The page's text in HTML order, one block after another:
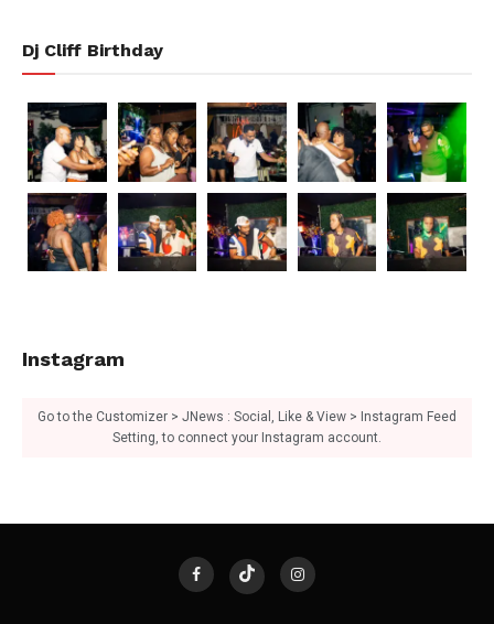
Dj Cliff Birthday
Instagram
Go to the Customizer > JNews : Social, Like & View > Instagram Feed
Setting, to connect your Instagram account.